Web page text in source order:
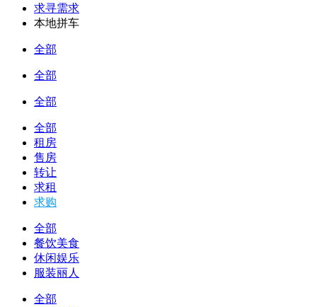
求寻需求
本地拼车
全部
全部
全部
全部
租房
售房
转让
求租
求购
全部
餐饮美食
休闲娱乐
服装丽人
全部